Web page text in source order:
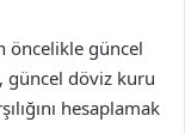
öncelikle güncel
güncel döviz kuru
hesaplamak